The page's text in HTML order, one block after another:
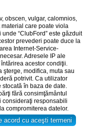
obscen, vulgar, calomnios,
care poate viola
“ClubFord” este găzduit
prevederi poate duce la
Internet-Service-
Adresele IP ale
acestor condiţii.
şterge, modifica, muta sau
potrivit. Ca utilizator
în baza de date.
fără consimţământul
consideraţi responsabili
compromiterea datelor.